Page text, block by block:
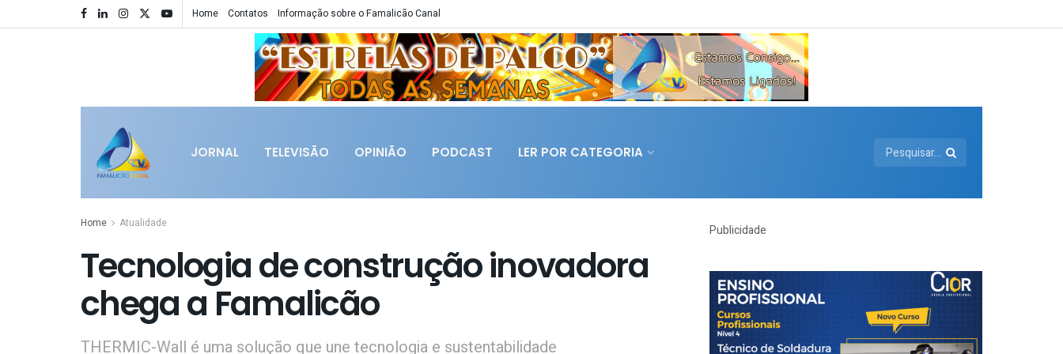
Home Contatos Informação sobre o Famalicão Canal
JORNAL TELEVISÃO OPINIÃO PODCAST LER POR CATEGORIA
Home Atualidade
Tecnologia de construção inovadora
chega a Famalicão
THERMIC-Wall é uma solução que une tecnologia e sustentabilidade
Publicidade